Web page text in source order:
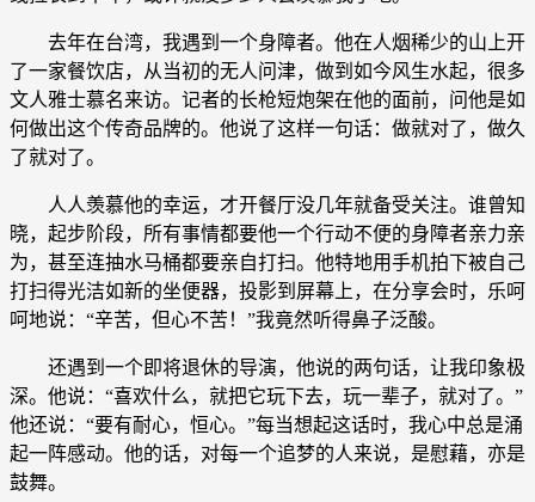
去年在台湾，我遇到一个身障者。他在人烟稀少的山上开
了一家餐饮店，从当初的无人问津，做到如今风生水起，很多
文人雅士慕名来访。记者的长枪短炮架在他的面前，问他是如
何做出这个传奇品牌的。他说了这样一句话：做就对了，做久
了就对了。
人人羡慕他的幸运，才开餐厅没几年就备受关注。谁曾知
晓，起步阶段，所有事情都要他一个行动不便的身障者亲力亲
为，甚至连抽水马桶都要亲自打扫。他特地用手机拍下被自己
打扫得光洁如新的坐便器，投影到屏幕上，在分享会时，乐呵
呵地说：“辛苦，但心不苦！”我竟然听得鼻子泛酸。
还遇到一个即将退休的导演，他说的两句话，让我印象极
深。他说：“喜欢什么，就把它玩下去，玩一辈子，就对了。”
他还说：“要有耐心，恒心。”每当想起这话时，我心中总是涌
起一阵感动。他的话，对每一个追梦的人来说，是慰藉，亦是
鼓舞。